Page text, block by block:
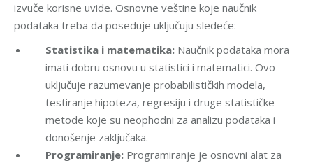
izvuče korisne uvide. Osnovne veštine koje naučnik
podataka treba da poseduje uključuju sledeće:
Statistika i matematika: Naučnik podataka mora
imati dobru osnovu u statistici i matematici. Ovo
uključuje razumevanje probabilističkih modela,
testiranje hipoteza, regresiju i druge statističke
metode koje su neophodni za analizu podataka i
donošenje zaključaka.
Programiranje: Programiranje je osnovni alat za